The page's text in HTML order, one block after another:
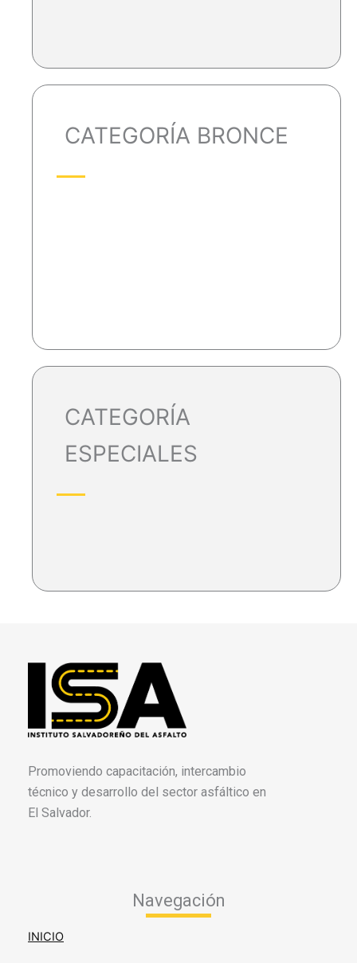
CATEGORÍA BRONCE
CATEGORÍA
ESPECIALES
Promoviendo capacitación, intercambio
técnico y desarrollo del sector asfáltico en
El Salvador.
Navegación
INICIO